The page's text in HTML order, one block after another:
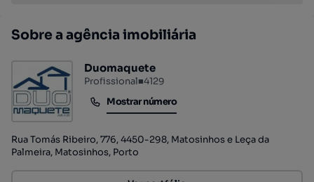
Sobre a agência imobiliária
Duomaquete
Profissional■4129
Mostrar número
Mostrar número
Rua Tomás Ribeiro, 776, 4450-298, Matosinhos e Leça da
Palmeira, Matosinhos, Porto